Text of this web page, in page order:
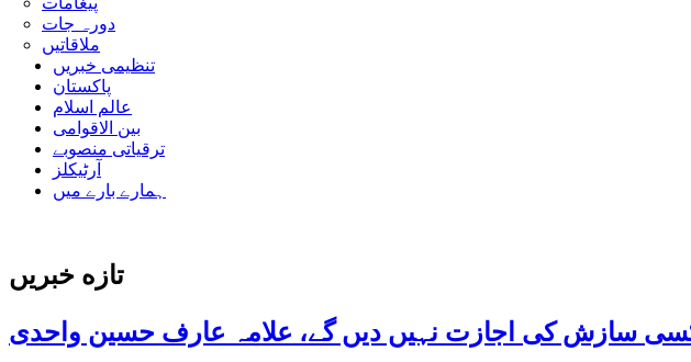
دورہ جات
ملاقاتیں
تنظیمی خبریں
پاکستان
عالم اسلام
بین الاقوامی
ترقیاتی منصوبے
آرٹیکلز
ہمارے بارے میں
تازه خبریں
سازش کی اجازت نہیں دیں گے، علامہ عارف حسین واحدی